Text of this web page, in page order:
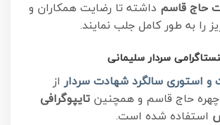
حاج قاسم داشته تا رضایت همکاران و
را به طور کامل جلب نمایند.
سردار سلیمانی
استوری سالگرد شهادت سردار از
حاج قاسم و همچنین تایپوگرافی
استفاده شده است.